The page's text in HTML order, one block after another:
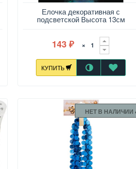
Елочка декоративная с
подсветской Высота 13см
143₽ ×
КУПИТЬ
НЕТ В НАЛИЧИИ